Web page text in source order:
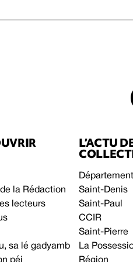
la Rédaction
lecteurs
sa lé gadyamb
péi
L’ACTU
Département
Saint-Denis
Saint-Paul
CCIR
Saint-Pierre
La
Région